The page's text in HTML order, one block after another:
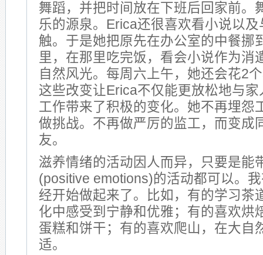
舞蹈，并把时间放在下班后回家前。
乐的源泉。Erica还很喜欢看小说以
触。于是她把原先在办公室的中餐挪
里，在那里吃完饭，看会小说作为消
自然风光。每周六上午，她还会花2
这些改变让Erica不仅能更放松地与
工作带来了积极的变化。她不再埋怨
做挑战。不再做严厉的监工，而变成
友。
滋养情绪的活动因人而异，只要是能
(positive emotions)的活动都可以。
经开始做起来了。比如，有的学习茶
化中感受到宁静和优雅；有的喜欢烘
蛋糕和饼干；有的喜欢爬山，在大自
适。